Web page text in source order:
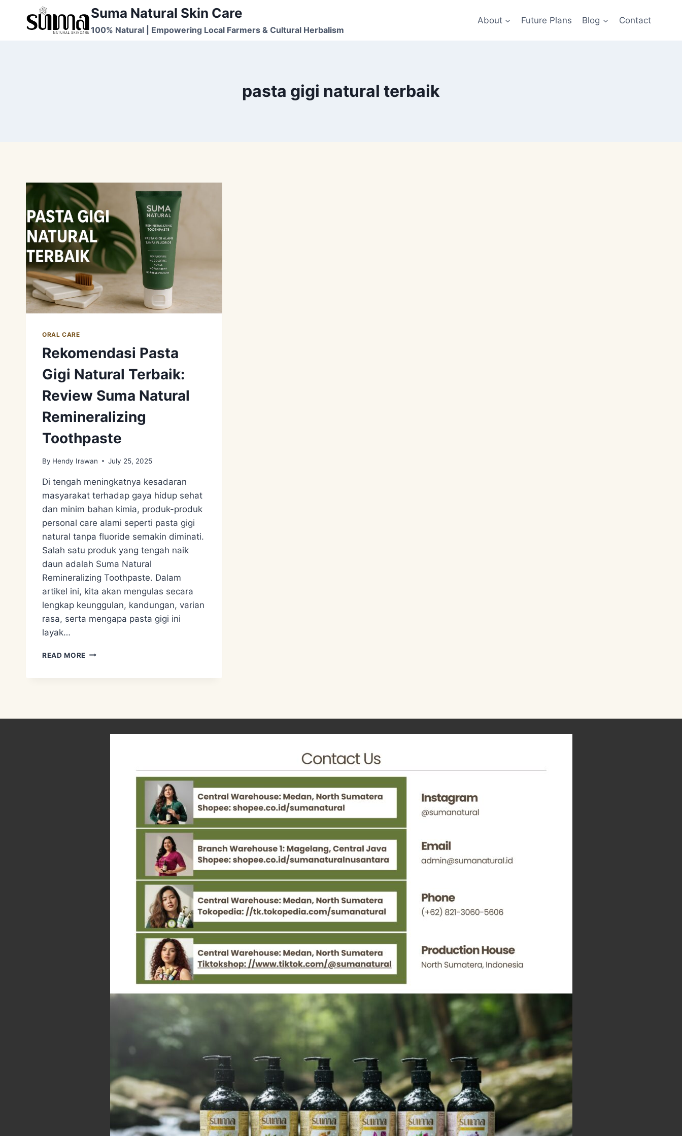
Suma Natural Skin Care
100% Natural | Empowering Local Farmers & Cultural Herbalism
About Future Plans Blog Contact
pasta gigi natural terbaik
ORAL CARE
Rekomendasi Pasta
Gigi Natural Terbaik:
Review Suma Natural
Remineralizing
Toothpaste
By Hendy Irawan July 25, 2025
Di tengah meningkatnya kesadaran
masyarakat terhadap gaya hidup sehat
dan minim bahan kimia, produk-produk
personal care alami seperti pasta gigi
natural tanpa fluoride semakin diminati.
Salah satu produk yang tengah naik
daun adalah Suma Natural
Remineralizing Toothpaste. Dalam
artikel ini, kita akan mengulas secara
lengkap keunggulan, kandungan, varian
rasa, serta mengapa pasta gigi ini
layak…
READ MORE REKOMENDASI